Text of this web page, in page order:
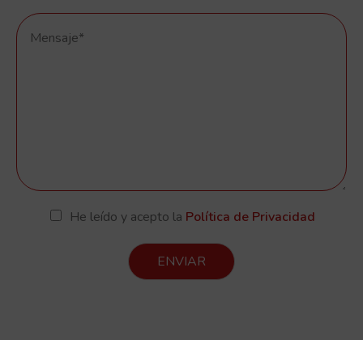
He leído y acepto la Política de Privacidad
ENVIAR